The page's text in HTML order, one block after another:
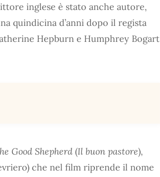
inglese è stato anche autore,
quindicina d’anni dopo il regista
Hepburn e Humphrey Bogart
Good Shepherd (Il buon pastore),
che nel film riprende il nome